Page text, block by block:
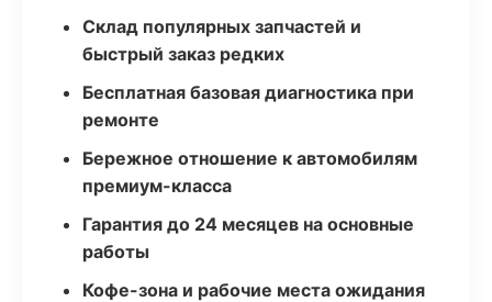
Склад популярных запчастей и
быстрый заказ редких
Бесплатная базовая диагностика при
ремонте
Бережное отношение к автомобилям
премиум-класса
Гарантия до 24 месяцев на основные
работы
Кофе-зона и рабочие места ожидания